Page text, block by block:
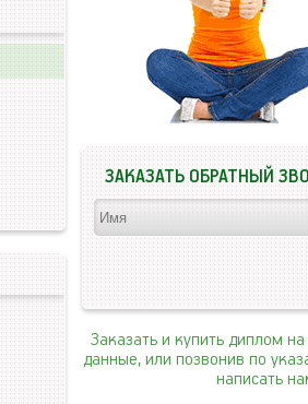
ЗАКАЗАТЬ ОБРАТНЫЙ
Заказать и купить диплом
данные, или позвонив по
написать